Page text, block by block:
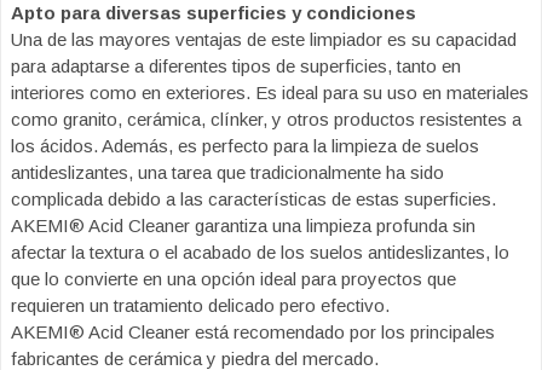
Apto para diversas superficies y condiciones
Una de las mayores ventajas de este limpiador es su capacidad
para adaptarse a diferentes tipos de superficies, tanto en
interiores como en exteriores. Es ideal para su uso en materiales
como granito, cerámica, clínker, y otros productos resistentes a
los ácidos. Además, es perfecto para la limpieza de suelos
antideslizantes, una tarea que tradicionalmente ha sido
complicada debido a las características de estas superficies.
AKEMI® Acid Cleaner garantiza una limpieza profunda sin
afectar la textura o el acabado de los suelos antideslizantes, lo
que lo convierte en una opción ideal para proyectos que
requieren un tratamiento delicado pero efectivo.
AKEMI® Acid Cleaner está recomendado por los principales
fabricantes de cerámica y piedra del mercado.